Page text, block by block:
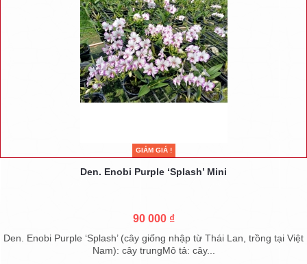
GIẢM GIÁ !
Den. Enobi Purple ‘Splash’ Mini
90 000 ₫
Den. Enobi Purple ‘Splash’ (cây giống nhập từ Thái Lan, trồng tại Việt
Nam): cây trungMô tả: cây...